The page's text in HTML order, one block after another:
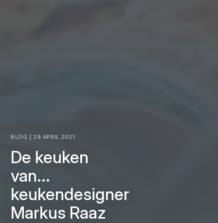
BLOG | 29 APRIL 2021
De keuken
van...
keukendesigner
Markus Raaz